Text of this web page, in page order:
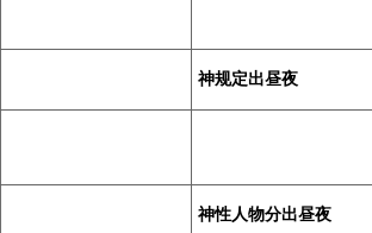
神规定出昼夜
神性人物分出昼夜